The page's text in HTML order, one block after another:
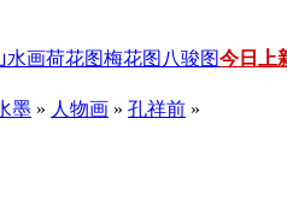
水画荷花图梅花图 八骏图今日上
墨 » 人物画 » 孔祥前 »